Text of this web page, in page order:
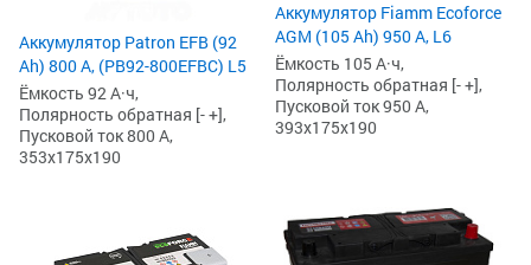
Аккумулятор Patron EFB (92
Ah) 800 А, (PB92-800EFBC) L5
Ёмкость 92 А·ч,
Полярность обратная [- +],
Пусковой ток 800 А,
353x175x190
Аккумулятор Fiamm Ecoforce
AGM (105 Ah) 950 А, L6
Ёмкость 105 А·ч,
Полярность обратная [- +],
Пусковой ток 950 А,
393x175x190